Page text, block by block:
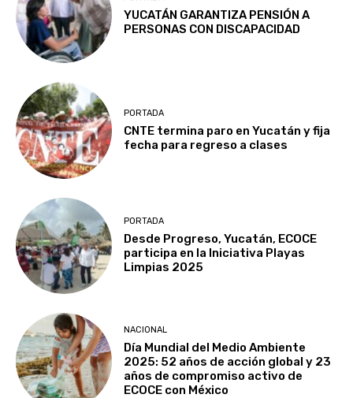
YUCATÁN GARANTIZA PENSIÓN A
PERSONAS CON DISCAPACIDAD
PORTADA
CNTE termina paro en Yucatán y fija
fecha para regreso a clases
PORTADA
Desde Progreso, Yucatán, ECOCE
participa en la Iniciativa Playas
Limpias 2025
NACIONAL
Día Mundial del Medio Ambiente
2025: 52 años de acción global y 23
años de compromiso activo de
ECOCE con México